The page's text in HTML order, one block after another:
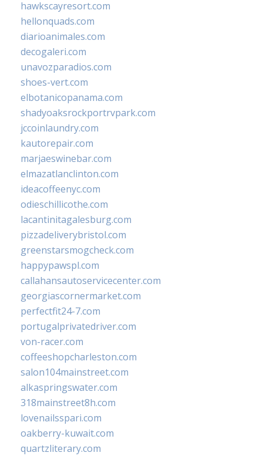
hawkscayresort.com
hellonquads.com
diarioanimales.com
decogaleri.com
unavozparadios.com
shoes-vert.com
elbotanicopanama.com
shadyoaksrockportrvpark.com
jccoinlaundry.com
kautorepair.com
marjaeswinebar.com
elmazatlanclinton.com
ideacoffeenyc.com
odieschillicothe.com
lacantinitagalesburg.com
pizzadeliverybristol.com
greenstarsmogcheck.com
happypawspl.com
callahansautoservicecenter.com
georgiascornermarket.com
perfectfit24-7.com
portugalprivatedriver.com
von-racer.com
coffeeshopcharleston.com
salon104mainstreet.com
alkaspringswater.com
318mainstreet8h.com
lovenailsspari.com
oakberry-kuwait.com
quartzliterary.com